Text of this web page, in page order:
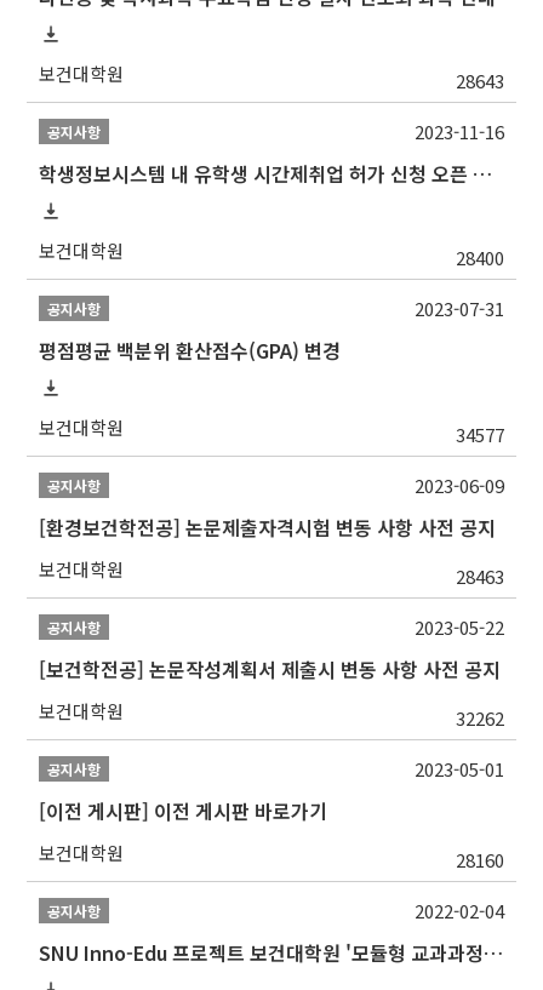
보건대학원 28643
공지사항
학생정보시스템 내 유학생 시간제취업 허가 신청 오픈 안내
보건대학원 28400
2023-11-16
공지사항
평점평균 백분위 환산점수(GPA) 변경
보건대학원 34577
2023-07-31
공지사항
[환경보건학전공] 논문제출자격시험 변동 사항 사전 공지
보건대학원 28463
2023-06-09
공지사항
[보건학전공] 논문작성계획서 제출시 변동 사항 사전 공지
보건대학원 32262
2023-05-22
공지사항
[이전 게시판] 이전 게시판 바로가기
보건대학원 28160
2023-05-01
공지사항
SNU Inno-Edu 프로젝트 보건대학원 '모듈형 교과과정' 안내(revised 2022/2/28)
2022-02-04